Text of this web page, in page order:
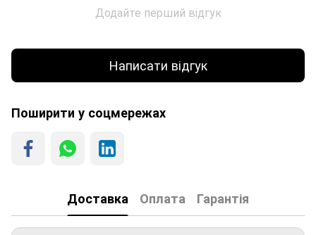
Додайте перший відгук
Написати відгук
Поширити у соцмережах
Доставка Оплата Гарантія